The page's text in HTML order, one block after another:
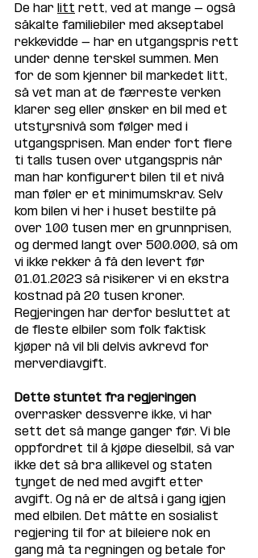
De har litt rett, ved at mange - også
såkalte familiebiler med akseptabel
rekkevidde - har en utgangspris rett
under denne terskel summen. Men
for de som kjenner bil markedet litt,
så vet man at de færreste verken
klarer seg eller ønsker en bil med et
utstyrsnivå som følger med i
utgangsprisen. Man ender fort flere
ti talls tusen over utgangspris når
man har konfigurert bilen til et nivå
man føler er et minimumskrav. Selv
kom bilen vi her i huset bestilte på
over 100 tusen mer en grunnprisen,
og dermed langt over 500.000, så om
vi ikke rekker å få den levert før
01.01.2023 så risikerer vi en ekstra
kostnad på 20 tusen kroner.
Regjeringen har derfor besluttet at
de fleste elbiler som folk faktisk
kjøper nå vil bli delvis avkrevd for
merverdiavgift.
Dette stuntet fra regjeringen
overrasker dessverre ikke, vi har
sett det så mange ganger før. Vi ble
oppfordret til å kjøpe dieselbil, så var
ikke det så bra allikevel og staten
tynget de ned med avgift etter
avgift. Og nå er de altså i gang igjen
med elbilen. Det måtte en sosialist
regjering til for at bileiere nok en
gang må ta regningen og betale for